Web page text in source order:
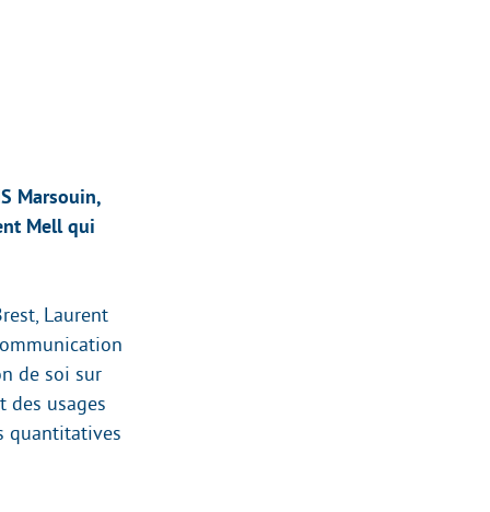
Marsouin,
Mell qui
Laurent
de soi sur
des usages
quantitatives